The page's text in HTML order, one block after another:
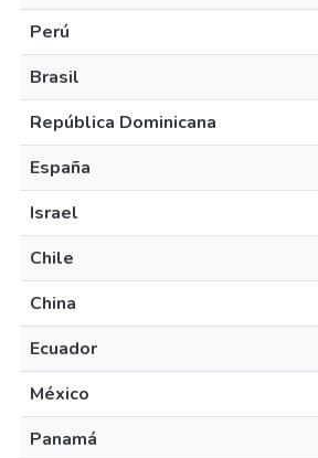
Perú
Brasil
República Dominicana
España
Israel
Chile
China
Ecuador
México
Panamá